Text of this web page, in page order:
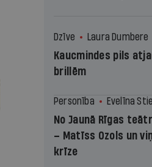
Dzīve Laura Dumbere
Kaucmindes pils
brillēm
Personība Evelīna
No Jaunā Rīgas
– Matīss Ozols un
krīze